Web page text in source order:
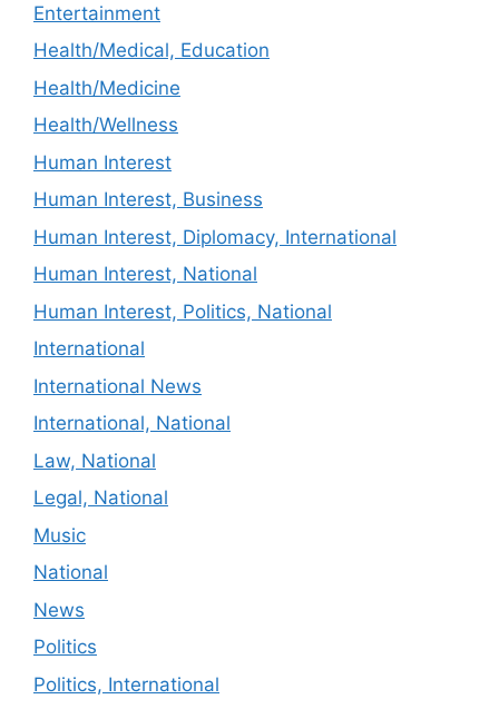
Entertainment
Health/Medical, Education
Health/Medicine
Health/Wellness
Human Interest
Human Interest, Business
Human Interest, Diplomacy, International
Human Interest, National
Human Interest, Politics, National
International
International News
International, National
Law, National
Legal, National
Music
National
News
Politics
Politics, International